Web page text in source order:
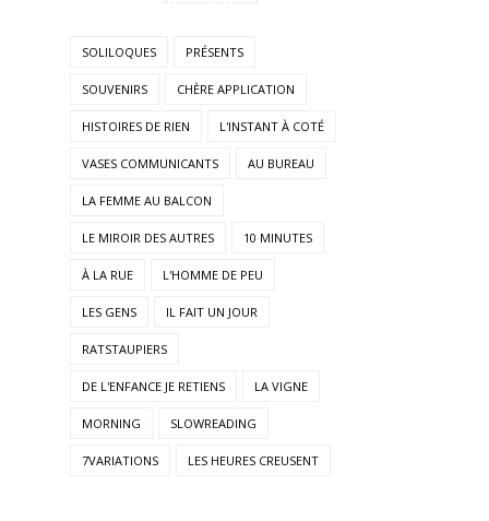
SOLILOQUES PRÉSENTS
SOUVENIRS CHÈRE APPLICATION
HISTOIRES DE RIEN L'INSTANT À COTÉ
VASES COMMUNICANTS AU BUREAU
LA FEMME AU BALCON
LE MIROIR DES AUTRES 10 MINUTES
À LA RUE L'HOMME DE PEU
LES GENS IL FAIT UN JOUR
RATSTAUPIERS
DE L'ENFANCE JE RETIENS LA VIGNE
MORNING SLOWREADING
7VARIATIONS LES HEURES CREUSENT